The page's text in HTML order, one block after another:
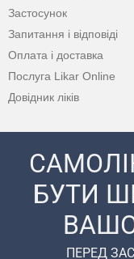
Застосунок
Запитання і відповіді
Оплата і доставка
Послуга Likar Online
Довідник ліків
БУТИ
ПЕРЕД